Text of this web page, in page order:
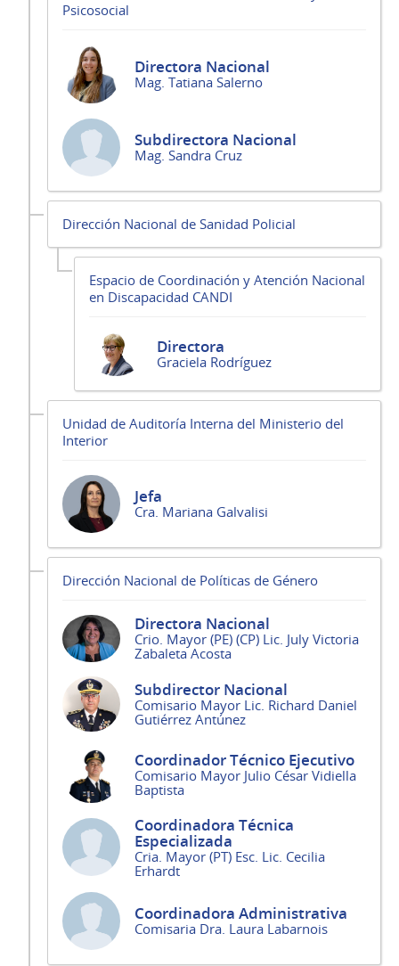
Psicosocial
Directora Nacional
Mag. Tatiana Salerno
Subdirectora Nacional
Mag. Sandra Cruz
Dirección Nacional de Sanidad Policial
Espacio de Coordinación y Atención Nacional
en Discapacidad CANDI
Directora
Graciela Rodríguez
Unidad de Auditoría Interna del Ministerio del
Interior
Jefa
Cra. Mariana Galvalisi
Dirección Nacional de Políticas de Género
Directora Nacional
Crio. Mayor (PE) (CP) Lic. July Victoria
Zabaleta Acosta
Subdirector Nacional
Comisario Mayor Lic. Richard Daniel
Gutiérrez Antúnez
Coordinador Técnico Ejecutivo
Comisario Mayor Julio César Vidiella
Baptista
Coordinadora Técnica
Especializada
Cria. Mayor (PT) Esc. Lic. Cecilia
Erhardt
Coordinadora Administrativa
Comisaria Dra. Laura Labarnois